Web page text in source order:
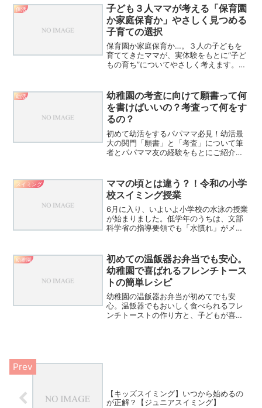
たり作ったりして準備するものがたくさ
んあることを知っ...
保活
子ども３人ママが考える「保育園
か家庭保育か」やさしく見つめる
子育ての選択
保育園か家庭保育か…。３人の子どもを
育ててきたママが、実体験をもとに“子ど
もの育ち”についてやさしく考えます。社
幼活
幼稚園の考査に向けて願書って何
を書けばいいの？考査って何をす
るの？
初めて幼活をするパパママ必見！幼活最
大の関門「願書」と「考査」について筆
者とパパママ友の経験をもとにご紹介し
スイミング
ママの頃とは違う？！令和の小学
校スイミング授業
6月に入り、いよいよ小学校の水泳の授業
が始まりました。低学年のうちは、文部
科学省の指導要領でも「水慣れ」がメイ
一番の理由は、「子どもたちの泳力に大
きな差がある」から。水...
幼稚園
初めての温飯器お弁当でも安心。
幼稚園で喜ばれるフレンチトース
トの簡単レシピ
幼稚園の温飯器お弁当が初めてでも安
心。温飯器でもおいしく食べられるフレ
ンチトーストの作り方と、子どもが喜ぶ
【キッズスイミング】いつから始めるの
が正解？【ジュニアスイミング】